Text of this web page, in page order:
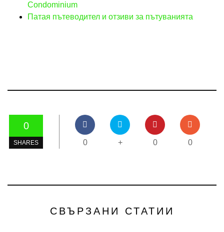
Condominium
Патая пътеводител и отзиви за пътуванията
0
SHARES 0 + 0 0
СВЪРЗАНИ СТАТИИ